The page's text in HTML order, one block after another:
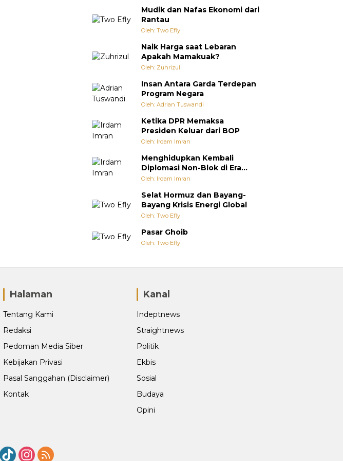
Mudik dan Nafas Ekonomi dari
Rantau
Oleh: Two Efly
Naik Harga saat Lebaran
Apakah Mamakuak?
Oleh: Zuhrizul
Insan Antara Garda Terdepan
Program Negara
Oleh: Adrian Tuswandi
Ketika DPR Memaksa
Presiden Keluar dari BOP
Oleh: Irdam Imran
Menghidupkan Kembali
Diplomasi Non-Blok di Era
Multipolar
Oleh: Irdam Imran
Selat Hormuz dan Bayang-
Bayang Krisis Energi Global
Oleh: Two Efly
Pasar Ghoib
Oleh: Two Efly
Halaman
Tentang Kami
Redaksi
Pedoman Media Siber
Kebijakan Privasi
Pasal Sanggahan (Disclaimer)
Kontak
Kanal
Indeptnews
Straightnews
Politik
Ekbis
Sosial
Budaya
Opini